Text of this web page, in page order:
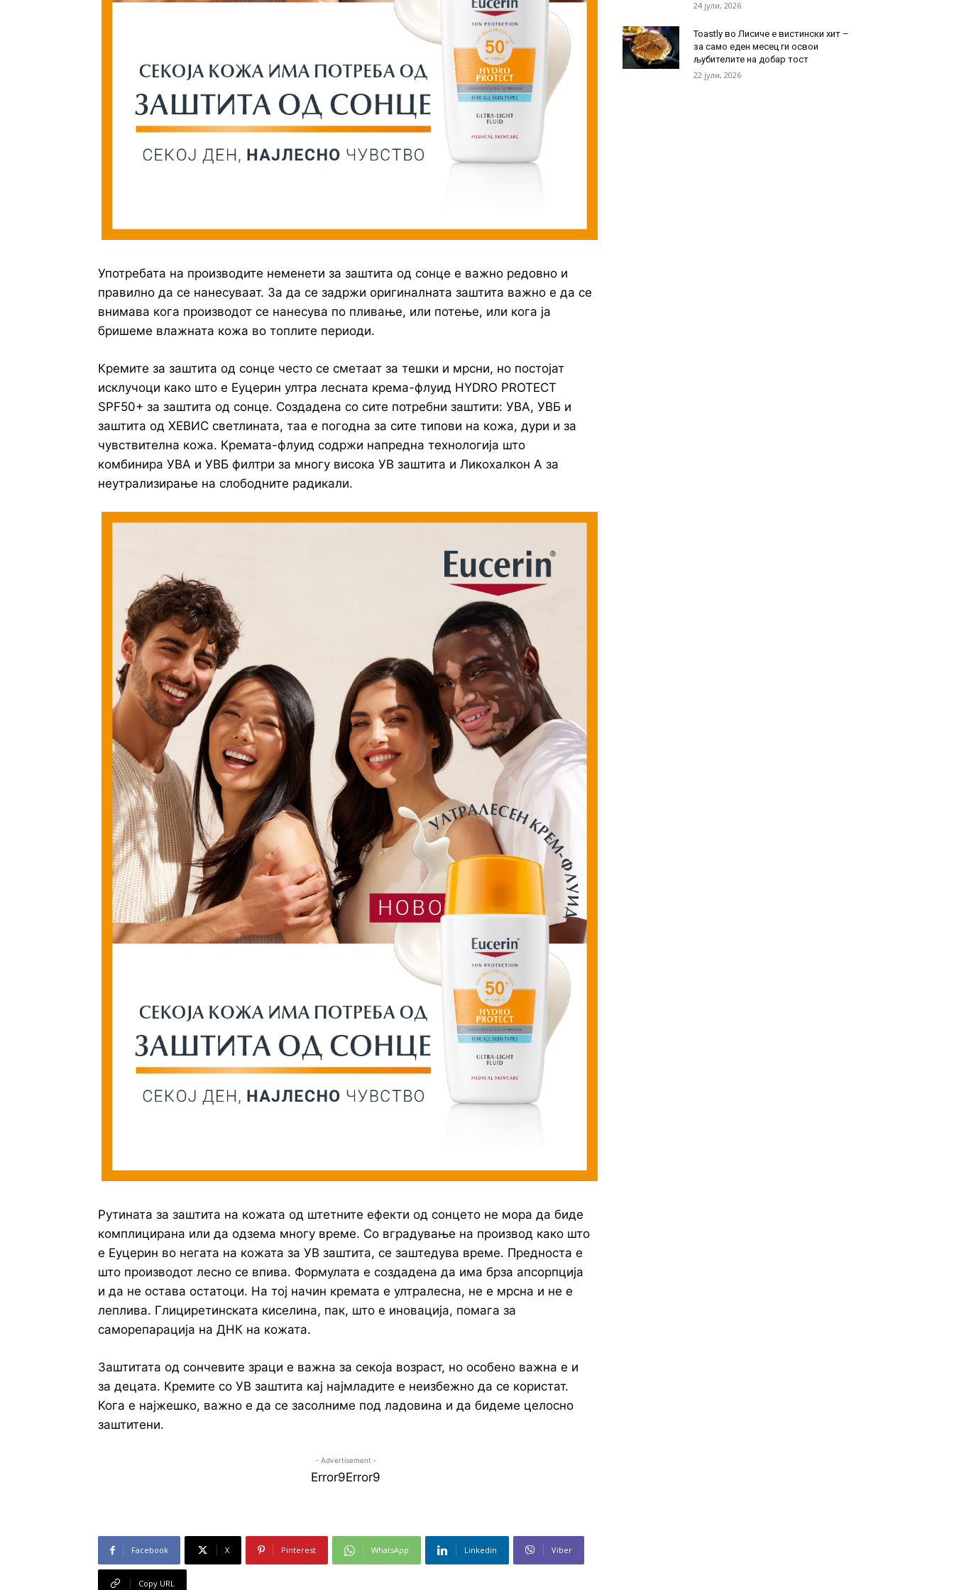
Употребата на производите неменети за заштита од сонце е важно редовно и
правилно да се нанесуваат. За да се задржи оригиналната заштита важно е да се
внимава кога производот се нанесува по пливање, или потење, или кога ја
бришеме влажната кожа во топлите периоди.
Кремите за заштита од сонце често се сметаат за тешки и мрсни, но постојат
исклучоци како што е Еуцерин ултра лесната крема-флуид HYDRO PROTECT
SPF50+ за заштита од сонце. Создадена со сите потребни заштити: УВА, УВБ и
заштита од ХЕВИС светлината, таа е погодна за сите типови на кожа, дури и за
чувствителна кожа. Кремата-флуид содржи напредна технологија што
комбинира УВА и УВБ филтри за многу висока УВ заштита и Ликохалкон А за
неутрализирање на слободните радикали.
Рутината за заштита на кожата од штетните ефекти од сонцето не мора да биде
комплицирана или да одзема многу време. Со вградување на производ како што
е Еуцерин во негата на кожата за УВ заштита, се заштедува време. Предноста е
што производот лесно се впива. Формулата е создадена да има брза апсорпција
и да не остава остатоци. На тој начин кремата е ултралесна, не е мрсна и не е
леплива. Глициретинската киселина, пак, што е иновација, помага за
саморепарација на ДНК на кожата.
Заштитата од сончевите зраци е важна за секоја возраст, но особено важна е и
за децата. Кремите со УВ заштита кај најмладите е неизбежно да се користат.
Кога е најжешко, важно е да се засолниме под ладовина и да бидеме целосно
заштитени.
- Advertisement -
Error9Error9
Facebook X Pinterest WhatsApp Linkedin Viber
Copy URL
24 јули, 2026
Toastly во Лисиче е вистински хит –
за само еден месец ги освои
љубителите на добар тост
22 јули, 2026